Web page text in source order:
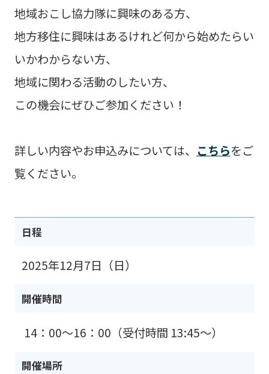
地域おこし協力隊に興味のある方、
地方移住に興味はあるけれど何から始めたらい
いかわからない方、
地域に関わる活動のしたい方、
この機会にぜひご参加ください！
詳しい内容やお申込みについては、 こちらをご
覧ください。
日程
2025年12月7日（日）
開催時間
14：00〜16：00（受付時間 13:45〜）
開催場所